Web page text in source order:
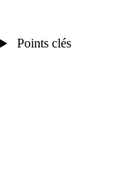
Points clés